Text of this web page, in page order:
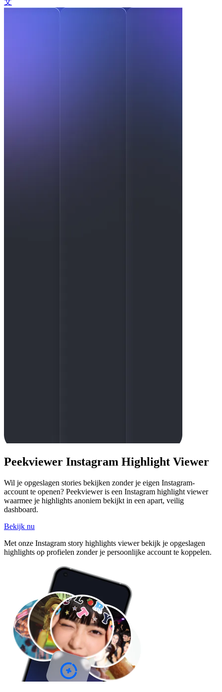
文
Peekviewer Instagram Highlight Viewer
Wil je opgeslagen stories bekijken zonder je eigen Instagram-
account te openen? Peekviewer is een Instagram highlight viewer
waarmee je highlights anoniem bekijkt in een apart, veilig
dashboard.
Bekijk nu
Met onze Instagram story highlights viewer bekijk je opgeslagen
highlights op profielen zonder je persoonlijke account te koppelen.